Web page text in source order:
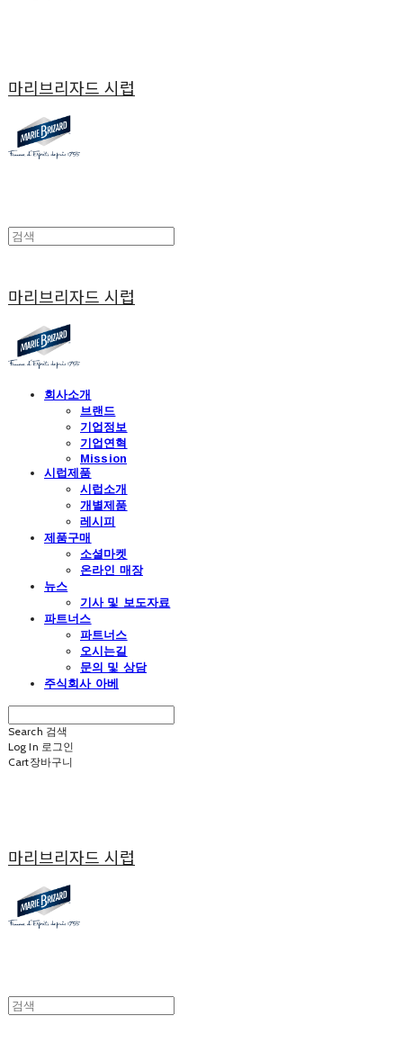
마리브리자드 시럽
마리브리자드 시럽
회사소개
브랜드
기업정보
기업연혁
Mission
시럽제품
시럽소개
개별제품
레시피
제품구매
소셜마켓
온라인 매장
뉴스
기사 및 보도자료
파트너스
파트너스
오시는길
문의 및 상담
주식회사 아베
Search 검색
Log In 로그인
Cart장바구니
마리브리자드 시럽